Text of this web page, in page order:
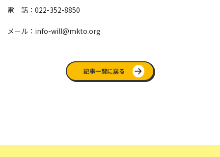
電 話：022-352-8850
メール：info-will@mkto.org
記事一覧に戻る